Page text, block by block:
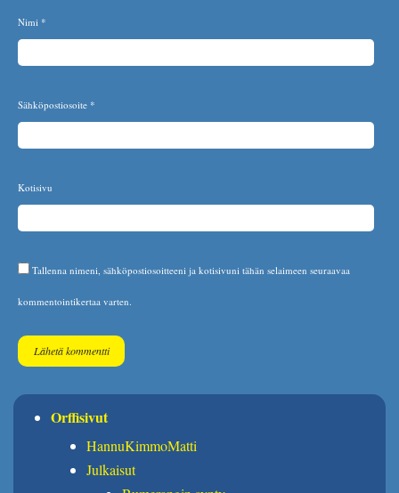
Nimi *
Sähköpostiosoite *
Kotisivu
Tallenna nimeni, sähköpostiosoitteeni ja kotisivuni tähän selaimeen seuraavaa
kommentointikertaa varten.
Orffisivut
HannuKimmoMatti
Julkaisut